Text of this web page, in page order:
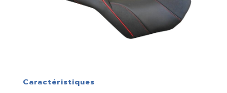
Caractéristiques